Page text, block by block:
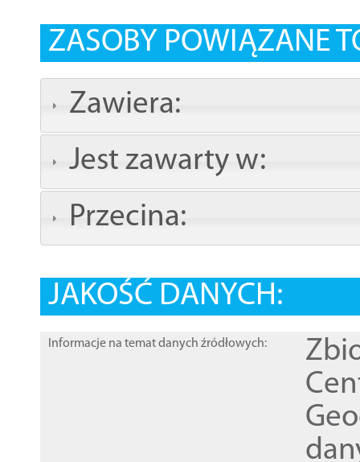
ZASOBY POWIĄZANE
Zawiera:
Jest zawarty w:
Przecina:
JAKOŚĆ DANYCH:
Informacje na temat danych źródłowych: